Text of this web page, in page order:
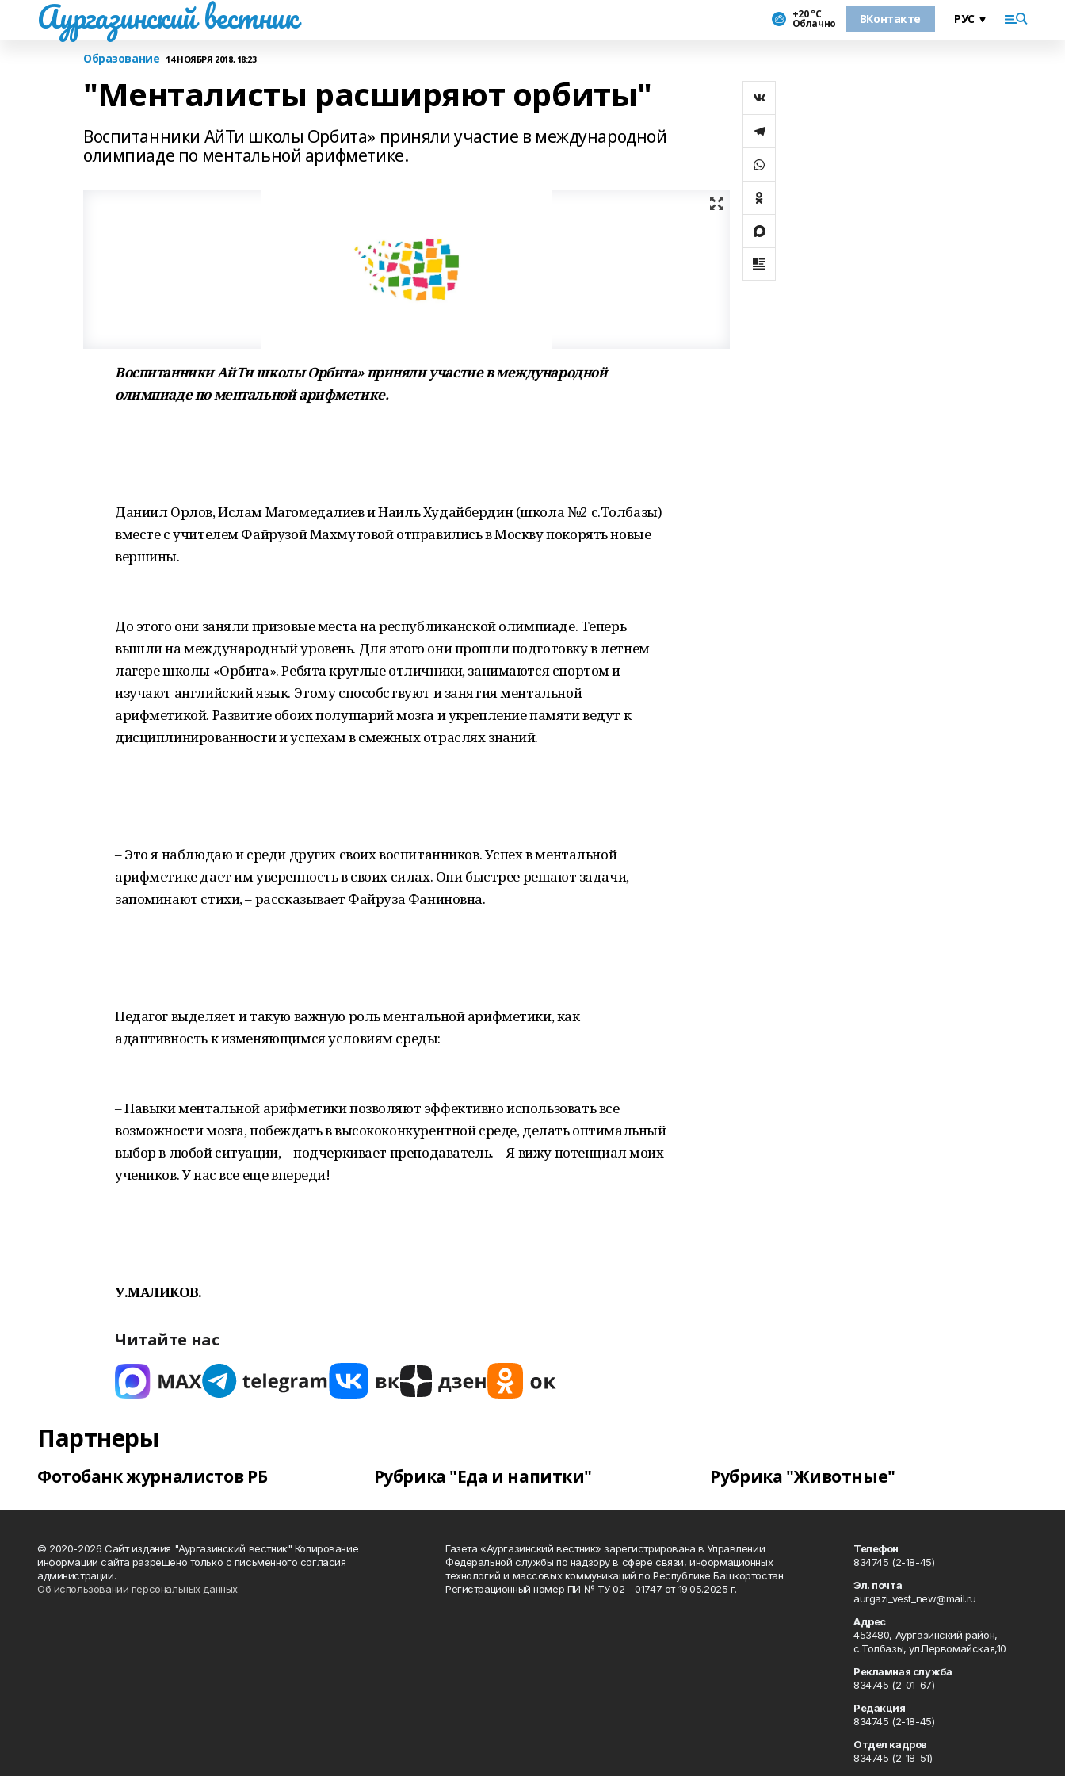
Аургазинский вестник +20 °С
Облачно ВКонтакте
Образование 14 НОЯБРЯ 2018, 18:23
"Менталисты расширяют орбиты"
Воспитанники АйТи школы Орбита» приняли участие в международной
олимпиаде по ментальной арифметике.
Воспитанники АйТи школы Орбита» приняли участие в международной
олимпиаде по ментальной арифметике.
Даниил Орлов, Ислам Магомедалиев и Наиль Худайбердин (школа №2 с.Толбазы)
вместе с учителем Файрузой Махмутовой отправились в Москву покорять новые
вершины.
До этого они заняли призовые места на республиканской олимпиаде. Теперь
вышли на международный уровень. Для этого они прошли подготовку в летнем
лагере школы «Орбита». Ребята круглые отличники, занимаются спортом и
изучают английский язык. Этому способствуют и занятия ментальной
арифметикой. Развитие обоих полушарий мозга и укрепление памяти ведут к
дисциплинированности и успехам в смежных отраслях знаний.
– Это я наблюдаю и среди других своих воспитанников. Успех в ментальной
арифметике дает им уверенность в своих силах. Они быстрее решают задачи,
запоминают стихи, – рассказывает Файруза Фаниновна.
Педагог выделяет и такую важную роль ментальной арифметики, как
адаптивность к изменяющимся условиям среды:
– Навыки ментальной арифметики позволяют эффективно использовать все
возможности мозга, побеждать в высококонкурентной среде, делать оптимальный
выбор в любой ситуации, – подчеркивает преподаватель. – Я вижу потенциал моих
учеников. У нас все еще впереди!
У.МАЛИКОВ.
Читайте нас
Партнеры
Фотобанк журналистов РБ Рубрика "Еда и напитки" Рубрика "Животные"
© 2020-2026 Сайт издания "Аургазинский вестник" Копирование
информации сайта разрешено только с письменного согласия
администрации.
Об использовании персональных данных
Газета «Аургазинский вестник» зарегистрирована в Управлении
Федеральной службы по надзору в сфере связи, информационных
технологий и массовых коммуникаций по Республике Башкортостан.
Регистрационный номер ПИ № ТУ 02 - 01747 от 19.05.2025 г.
Телефон
834745 (2-18-45)
Эл. почта
aurgazi_vest_new@mail.ru
Адрес
453480, Аургазинский район,
с.Толбазы, ул.Первомайская,10
Рекламная служба
834745 (2-01-67)
Редакция
834745 (2-18-45)
Отдел кадров
834745 (2-18-51)